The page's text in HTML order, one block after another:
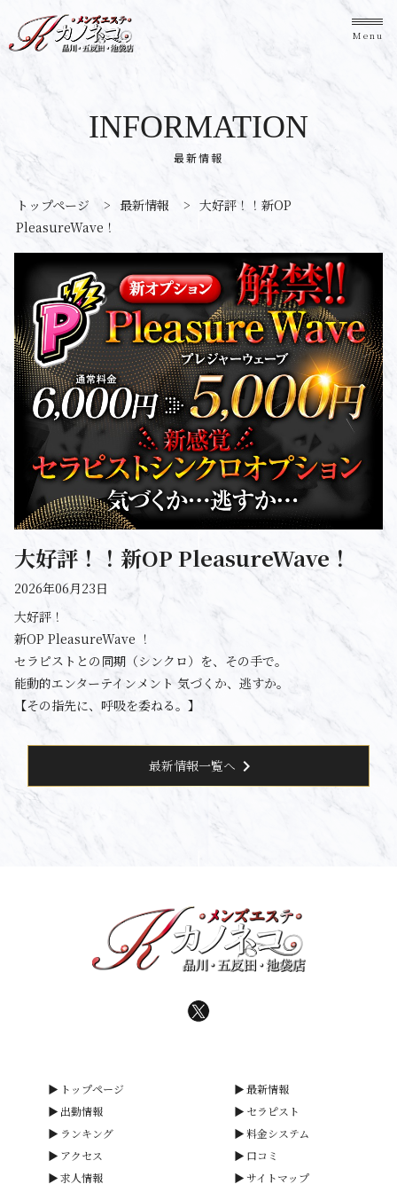
Menu
最新情報
INFORMATION
トップページ > 最新情報 > 大好評！！新OP
PleasureWave！
大好評！！新OP PleasureWave！
2026年06月23日
大好評！
新OP PleasureWave ！
セラピストとの同期（シンクロ）を、その手で。
能動的エンターテインメント 気づくか、逃すか。
【その指先に、呼吸を委ねる。】
最新情報一覧へ chevron_right
トップページ
最新情報
出勤情報
セラピスト
ランキング
料金システム
アクセス
口コミ
求人情報
サイトマップ